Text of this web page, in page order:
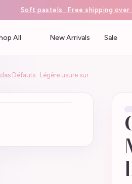
Soft pastels · Free shipping over
All New Arrivals Sale
Défauts : Légère usure sur